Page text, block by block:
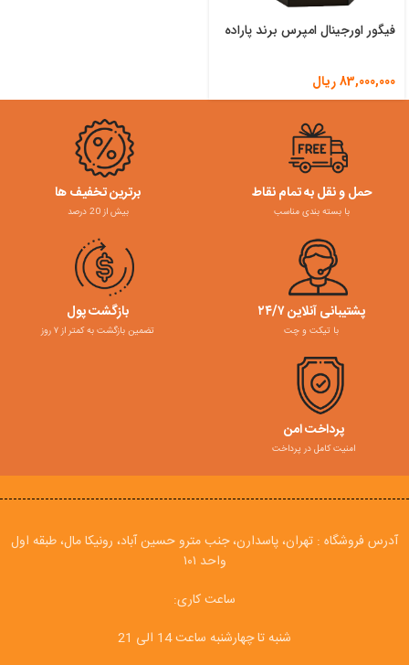
فیگور اورجینال امپرس برند پاراده
83,000,000ریال
حمل و نقل به تمام نقاط
با بسته بندی مناسب
برترین تخفیف ها
بیش از 20 درصد
پشتیبانی آنلاین ۲۴/۷
با تیکت و چت
بازگشت پول
تضمین بازگشت به کمتر از ۷ روز
پرداخت امن
امنیت کامل در پرداخت
آدرس فروشگاه : تهران، پاسدارن، جنب مترو حسین آباد، رونیکا مال، طبقه اول
واحد ۱۰۱
ساعت کاری:
شنبه تا چهارشنبه ساعت 14 الی 21